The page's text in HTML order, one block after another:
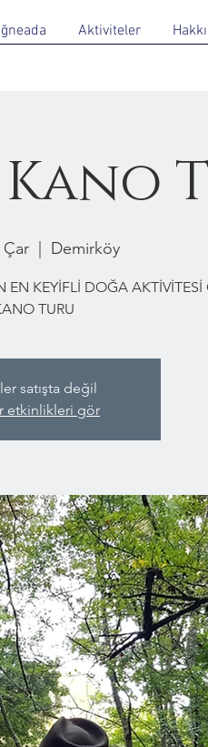
Aktiviteler
  |
Demirköy
KEYİFLİ DOĞA
TURU
satışta değil
etkinlikleri gör